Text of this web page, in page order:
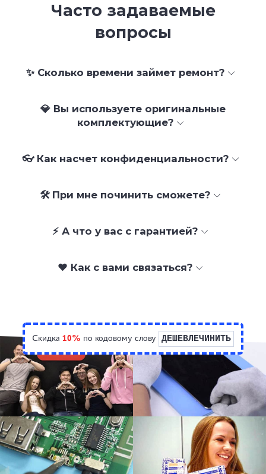
Часто задаваемые
вопросы
✨ Сколько времени займет ремонт?
💎 Вы используете оригинальные
комплектующие?
👓 Как насчет конфиденциальности?
🛠 При мне починить сможете?
⚡ А что у вас с гарантией?
❤️ Как с вами связаться?
Скидка 10% по кодовому слову ДЕШЕВЛЕЧИНИТЬ